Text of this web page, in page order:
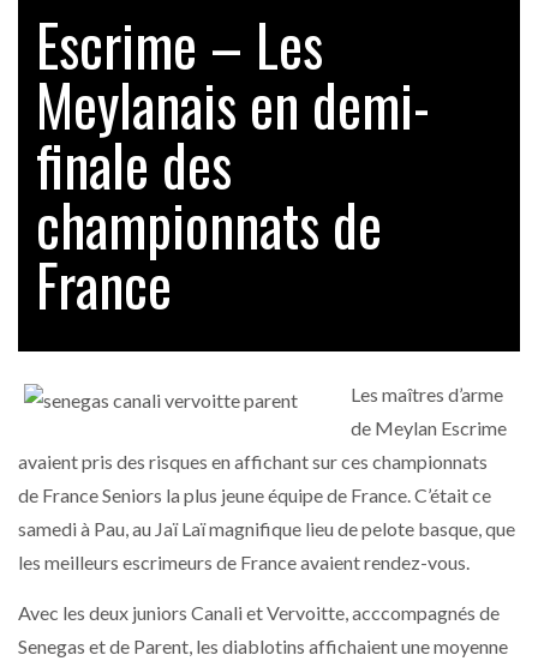
Escrime – Les
Meylanais en demi-
finale des
championnats de
France
Les maîtres d’arme
de Meylan Escrime
avaient pris des risques en affichant sur ces championnats
de France Seniors la plus jeune équipe de France. C’était ce
samedi à Pau, au Jaï Laï magnifique lieu de pelote basque, que
les meilleurs escrimeurs de France avaient rendez-vous.
Avec les deux juniors Canali et Vervoitte, acccompagnés de
Senegas et de Parent, les diablotins affichaient une moyenne